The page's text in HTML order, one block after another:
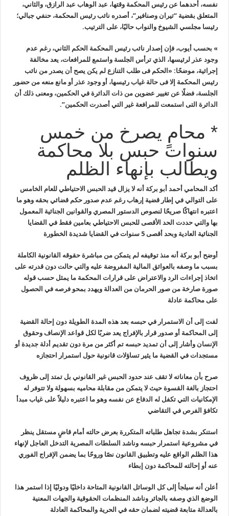
نفسه، أحدهما عن رئيس المحكمة وقتها، عبد الوهاب عبد الرازق، والثاني،
المتعلق بقضية “تيران وصنافير”، أصدره نائب رئيس المحكمة، حنفي جبالي؛
رئيسا مجلسي الشيوخ والنواب حاليًا، على الترتيب.
» بحسب أيوب، فإن إصدار نائب رئيس المحكمة الحكم الثاني، رغم عدم
وجود عذر لرئيسها، الذي ترأس الجلسة واستمع للمرافعات، يعد مخالفة
إجرائية، موضحًا: «الحكم فى طلب التنازع لم يكن يصح أن يصدر من نائب
رئيس المحكمة إلا فى حالة غياب رئيسها، أو وجود عذر أو مانع منعه من حضور
الجلسة، فضلًا عن تغيير عضوين من ذات الدائرة في الحكمين، ومعنى ذلك أن
الدائرة التى استمعت للمرافعة غير التي أصدرت الحكمين”.
* محامٍ يصرخ من خمس
سنوات حبس بلا محاكمة
ويطالب بإنهاء الظلم
أكد المحامي أحمد أبو بركة أنه لا يزال قيد الحبس الاحتياطي للعام الخامس
على التوالي في إطار قضية إرهاب رغم عدم صدور حكم قضائي بحقه وهو ما
اعتبره انتهاكًا صريحًا لنصوص الدستور
المصري والقوانين الجنائية المعمول
بها والتي حددت الحد الأقصى للحبس الاحتياطي بعامين فقط في القضايا
الجنائية العادية وبحد أقصى 5 سنوات في
القضايا شديدة الخطورة
أوضح أبو بركة أنه منذ توقيفه لم يتمكن من مباشرة حقوقه القانونية الكاملة
بسبب ما وصفه بالعوائق المالية المفروضة عليه والتي حالت دون قدرته على
اتخاذ إجراءات الرد والاعتراض على قرارات المحكمة ما يمثل حسب قوله
صورة صارخة من صور الحرمان من العدالة ويهدد بمحو فرصه في الحصول
على محاكمة عادلة
لفت إلى أن الاستمرار في حبسه بعد هذه المدة الطويلة دون إحالة القضية
إلى المحاكمة أو صدور قرار بالإفراج يعد ضربًا لكل قواعد الإنصاف وحقوق
الإنسان وأشار إلى أن تمديد حبسه تم أكثر من مرة دون تقديم أدلة جديدة أو
مستجدات في القضية ما يثير تساؤلات قانونية حول استمرار احتجازه
صرح بأن معاناته لا تقف عند حدود الحبس غير القانوني بل تمتد إلى ظروف
احتجاز بالغة القسوة حيث لا يتمكن من مقابلة محاميه بسهولة ولا تتوفر له
الإمكانيات التي تكفل له الدفاع عن نفسه وهو ما اعتبره دليلاً على غياب مبدأ
تكافؤ الفرص في التقاضي
استنكر بشدة تجاهل طلباته المتكررة بعرض حالته أمام قاضٍ مستقل ينظر
في مشروعية استمرار حبسه وناشد السلطات المصرية التدخل العاجل لإنهاء
هذا الظلم الواقع عليه وتطبيق القانون نصًا وروحًا بما يضمن الإفراج الفوري
عنه أو إحالته للمحاكمة دون إبطاء
أعلن أنه سيلجأ إلى كل الوسائل القانونية المتاحة داخليًا ودوليًا إذا استمر هذا
الوضع الذي وصفه بالجائر وناشد المنظمات الحقوقية والجهات المعنية
بالعدالة متابعة قضيته لضمان حقه في الحرية والمحاكمة العادلة